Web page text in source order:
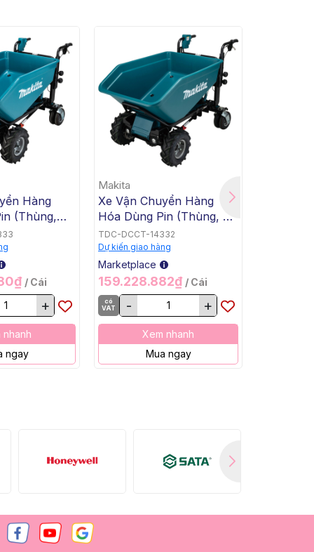
Hàng
(Thùng,
/ Cái
+
nhanh
ngay
Makita
Xe Vận Chuyển Hàng
Hóa Dùng Pin (Thùng, Tự
Động Nghiêng Đổ, BL,
18Vx2) Makita DCU602Z
TDC-DCCT-14332
Dự kiến giao hàng
Marketplace
159.228.882₫ / Cái
có
VAT
- +
Xem nhanh
Mua ngay